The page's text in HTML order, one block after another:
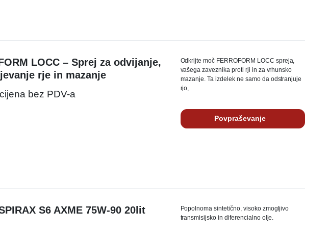
LOCC – Sprej za odvijanje,
rje in mazanje
bez PDV-a
Odkrijte moč FERROFORM LOCC spreja,
vašega zaveznika proti rji in za vrhunsko
mazanje. Ta izdelek ne samo da odstranjuje
rjo,
Povpraševanje
S6 AXME 75W-90 20lit
Popolnoma sintetično, visoko zmogljivo
transmisijsko in diferencialno olje.